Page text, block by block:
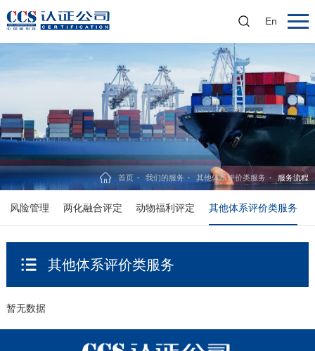
En
首页 我们的服务 其他体系评价类服务 服务流程
风险管理 两化融合评定 动物福利评定 其他体系评价类服务
其他体系评价类服务
暂无数据